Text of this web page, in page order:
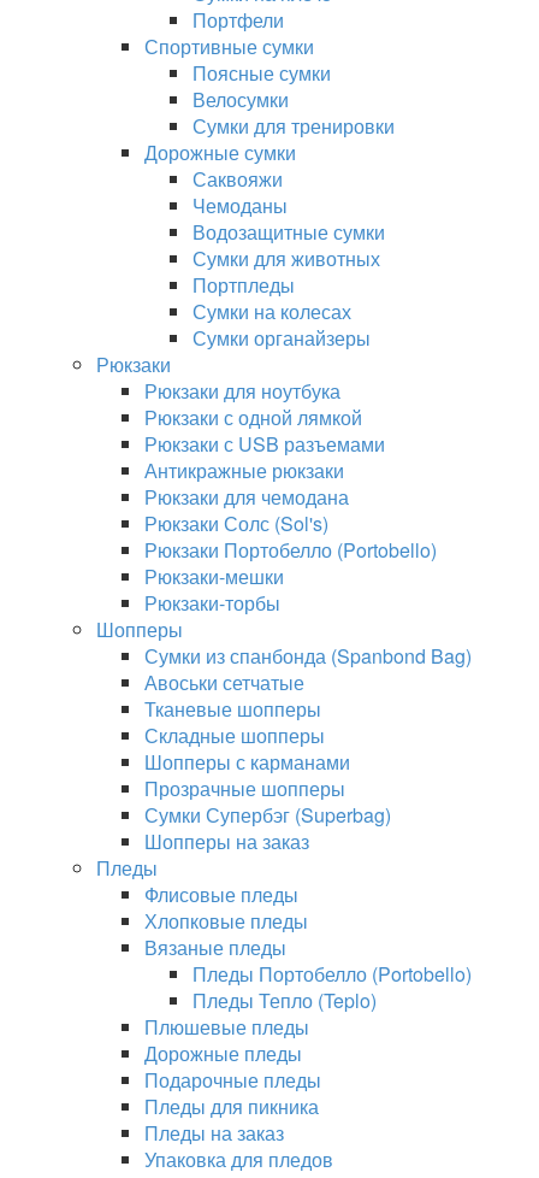
Портфели
Спортивные сумки
Поясные сумки
Велосумки
Сумки для тренировки
Дорожные сумки
Саквояжи
Чемоданы
Водозащитные сумки
Сумки для животных
Портпледы
Сумки на колесах
Сумки органайзеры
Рюкзаки
Рюкзаки для ноутбука
Рюкзаки с одной лямкой
Рюкзаки с USB разъемами
Антикражные рюкзаки
Рюкзаки для чемодана
Рюкзаки Солс (Sol's)
Рюкзаки Портобелло (Portobello)
Рюкзаки-мешки
Рюкзаки-торбы
Шопперы
Сумки из спанбонда (Spanbond Bag)
Авоськи сетчатые
Тканевые шопперы
Складные шопперы
Шопперы с карманами
Прозрачные шопперы
Сумки Супербэг (Superbag)
Шопперы на заказ
Пледы
Флисовые пледы
Хлопковые пледы
Вязаные пледы
Пледы Портобелло (Portobello)
Пледы Тепло (Teplo)
Плюшевые пледы
Дорожные пледы
Подарочные пледы
Пледы для пикника
Пледы на заказ
Упаковка для пледов